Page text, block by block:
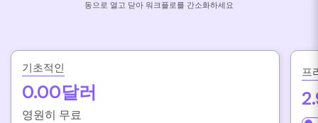
동으로 열고 닫아 워크플로를 간소화하세요
기초적인
0.00달러
영원히 무료
프